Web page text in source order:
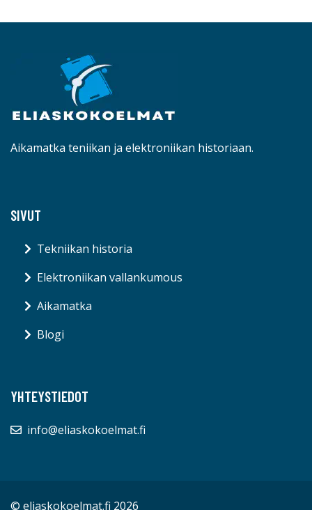
Aikamatka teniikan ja elektroniikan historiaan.
SIVUT
Tekniikan historia
Elektroniikan vallankumous
Aikamatka
Blogi
YHTEYSTIEDOT
info@eliaskokoelmat.fi
© eliaskokoelmat.fi 2026